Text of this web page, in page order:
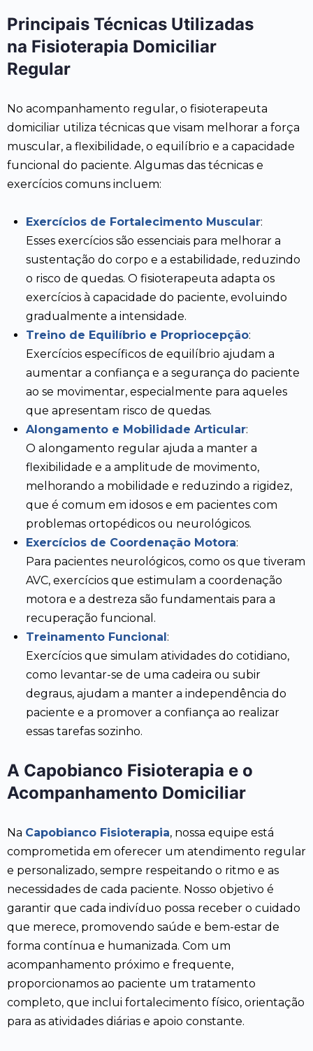
Principais Técnicas Utilizadas
na Fisioterapia Domiciliar
Regular
No acompanhamento regular, o fisioterapeuta
domiciliar utiliza técnicas que visam melhorar a força
muscular, a flexibilidade, o equilíbrio e a capacidade
funcional do paciente. Algumas das técnicas e
exercícios comuns incluem:
Exercícios de Fortalecimento Muscular:
Esses exercícios são essenciais para melhorar a
sustentação do corpo e a estabilidade, reduzindo
o risco de quedas. O fisioterapeuta adapta os
exercícios à capacidade do paciente, evoluindo
gradualmente a intensidade.
Treino de Equilíbrio e Propriocepção:
Exercícios específicos de equilíbrio ajudam a
aumentar a confiança e a segurança do paciente
ao se movimentar, especialmente para aqueles
que apresentam risco de quedas.
Alongamento e Mobilidade Articular:
O alongamento regular ajuda a manter a
flexibilidade e a amplitude de movimento,
melhorando a mobilidade e reduzindo a rigidez,
que é comum em idosos e em pacientes com
problemas ortopédicos ou neurológicos.
Exercícios de Coordenação Motora:
Para pacientes neurológicos, como os que tiveram
AVC, exercícios que estimulam a coordenação
motora e a destreza são fundamentais para a
recuperação funcional.
Treinamento Funcional:
Exercícios que simulam atividades do cotidiano,
como levantar-se de uma cadeira ou subir
degraus, ajudam a manter a independência do
paciente e a promover a confiança ao realizar
essas tarefas sozinho.
A Capobianco Fisioterapia e o
Acompanhamento Domiciliar
Na Capobianco Fisioterapia, nossa equipe está
comprometida em oferecer um atendimento regular
e personalizado, sempre respeitando o ritmo e as
necessidades de cada paciente. Nosso objetivo é
garantir que cada indivíduo possa receber o cuidado
que merece, promovendo saúde e bem-estar de
forma contínua e humanizada. Com um
acompanhamento próximo e frequente,
proporcionamos ao paciente um tratamento
completo, que inclui fortalecimento físico, orientação
para as atividades diárias e apoio constante.